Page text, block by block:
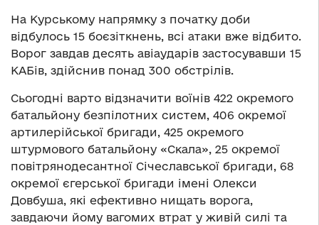
На Курському напрямку з початку доби
відбулось 15 боєзіткнень, всі атаки вже відбито.
Ворог завдав десять авіаударів застосувавши 15
КАБів, здійснив понад 300 обстрілів.
Сьогодні варто відзначити воїнів 422 окремого
батальйону безпілотних систем, 406 окремої
артилерійської бригади, 425 окремого
штурмового батальйону «Скала», 25 окремої
повітрянодесантної Січеславської бригади, 68
окремої єгерської бригади імені Олекси
Довбуша, які ефективно нищать ворога,
завдаючи йому вагомих втрат у живій силі та